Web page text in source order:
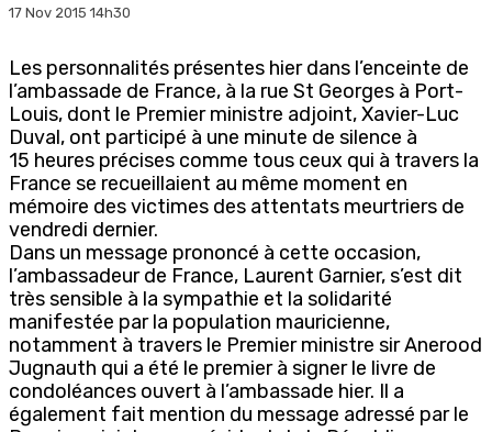
17 Nov 2015 14h30
Les personnalités présentes hier dans l’enceinte de
l’ambassade de France, à la rue St Georges à Port-
Louis, dont le Premier ministre adjoint, Xavier-Luc
Duval, ont participé à une minute de silence à
15 heures précises comme tous ceux qui à travers la
France se recueillaient au même moment en
mémoire des victimes des attentats meurtriers de
vendredi dernier.
Dans un message prononcé à cette occasion,
l’ambassadeur de France, Laurent Garnier, s’est dit
très sensible à la sympathie et la solidarité
manifestée par la population mauricienne,
notamment à travers le Premier ministre sir Anerood
Jugnauth qui a été le premier à signer le livre de
condoléances ouvert à l’ambassade hier. Il a
également fait mention du message adressé par le